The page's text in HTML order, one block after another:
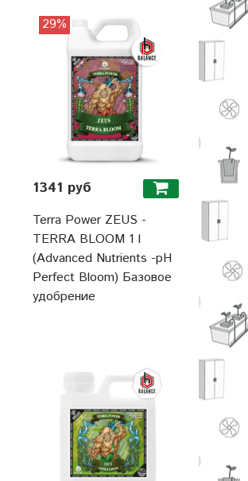
29%
1341 руб
Terra Power ZEUS -
TERRA BLOOM 1 l
(Advanced Nutrients -pH
Perfect Bloom) Базовое
удобрение